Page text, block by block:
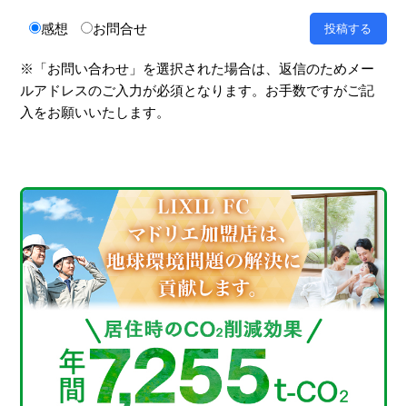
感想 お問合せ
※「お問い合わせ」を選択された場合は、返信のためメー
ルアドレスのご入力が必須となります。お手数ですがご記
入をお願いいたします。